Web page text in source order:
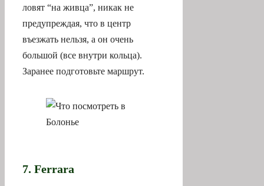
ловят “на живца”, никак не
предупреждая, что в центр
въезжать нельзя, а он очень
большой (все внутри кольца).
Заранее подготовьте маршрут.
7. Ferrara